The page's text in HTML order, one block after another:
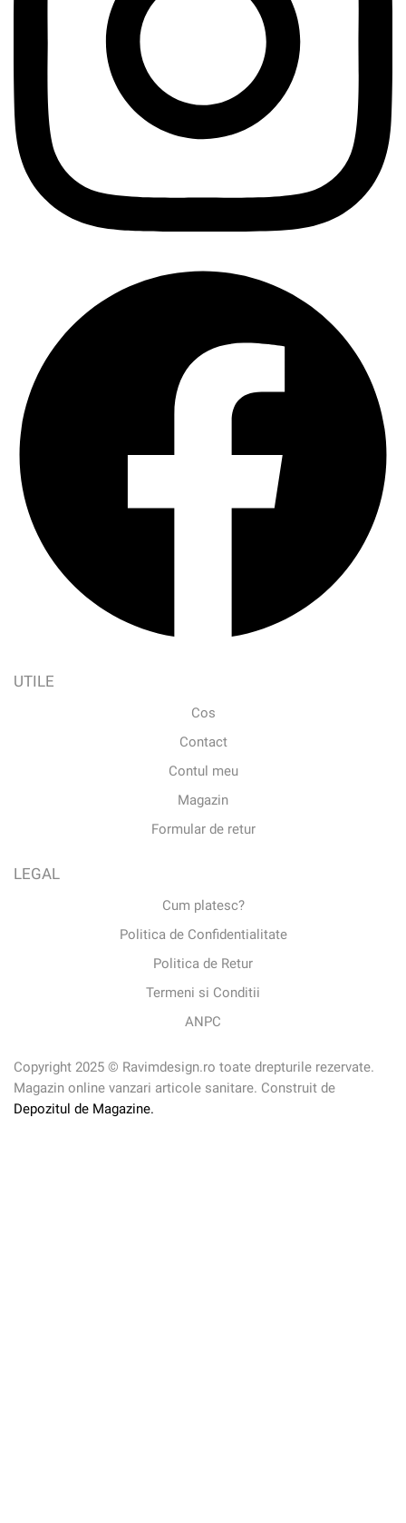
UTILE
Cos
Contact
Contul meu
Magazin
Formular de retur
LEGAL
Cum platesc?
Politica de Confidentialitate
Politica de Retur
Termeni si Conditii
ANPC
Copyright 2025 © Ravimdesign.ro toate drepturile rezervate.
Magazin online vanzari articole sanitare. Construit de
Depozitul de Magazine.